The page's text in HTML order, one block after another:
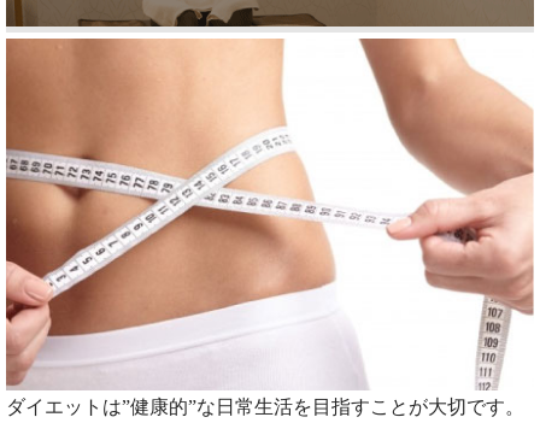
ダイエットは”健康的”な日常生活を目指すことが大切です。